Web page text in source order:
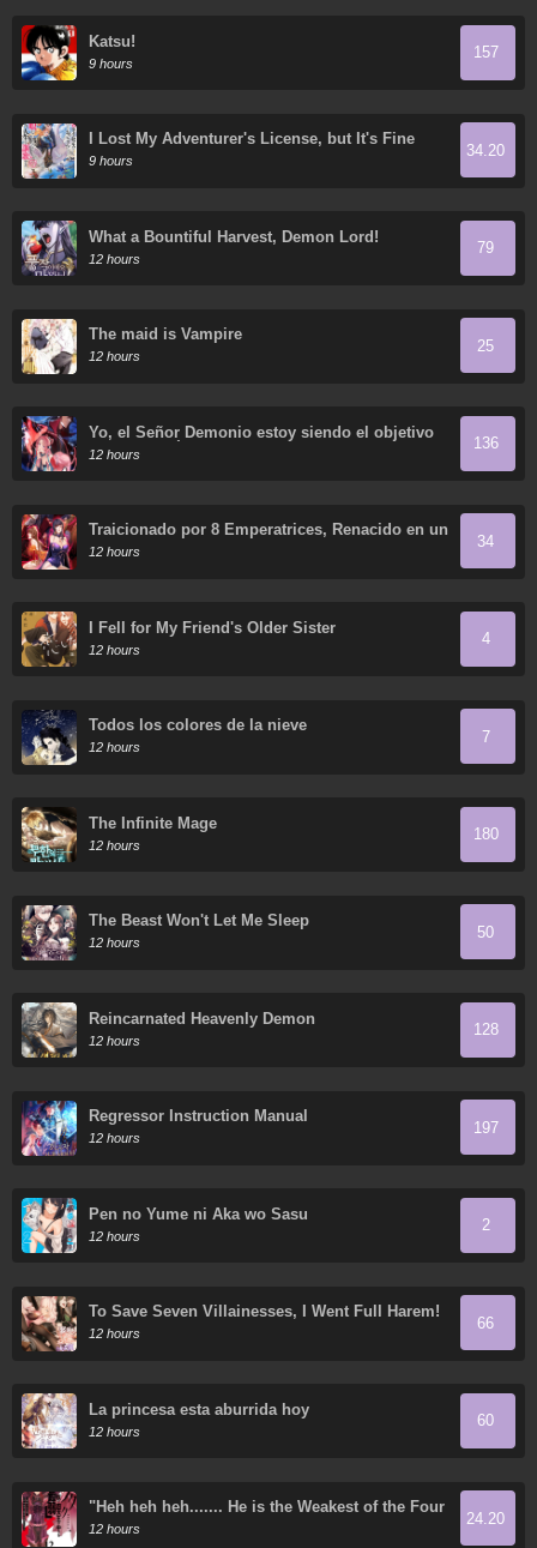
Katsu!
9 hours
157
I Lost My Adventurer's License, but It's Fine
Because I Have an Adorable Daughter Now
9 hours
34.20
What a Bountiful Harvest, Demon Lord!
12 hours
79
The maid is Vampire
12 hours
25
Yo, el Señor Demonio estoy siendo el objetivo
de mis discípulas
12 hours
136
Traicionado por 8 Emperatrices, Renacido en un
Arrepentimiento que Desgarra las Entrañas
12 hours
34
I Fell for My Friend's Older Sister
12 hours
4
Todos los colores de la nieve
12 hours
7
The Infinite Mage
12 hours
180
The Beast Won't Let Me Sleep
12 hours
50
Reincarnated Heavenly Demon
12 hours
128
Regressor Instruction Manual
12 hours
197
Pen no Yume ni Aka wo Sasu
12 hours
2
To Save Seven Villainesses, I Went Full Harem!
12 hours
66
La princesa esta aburrida hoy
12 hours
60
"Heh heh heh....... He is the Weakest of the Four
Heavenly Kings." I was Dismissed from My Job,
but Somehow I Became the Master of a Hero
12 hours
24.20